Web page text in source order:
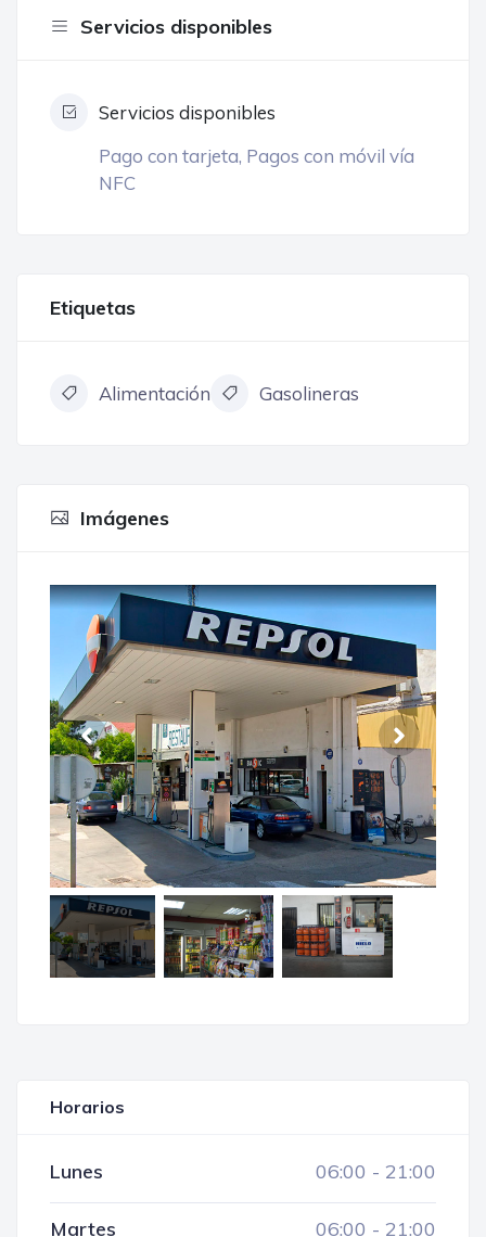
Servicios disponibles
Servicios disponibles
Pago con tarjeta, Pagos con móvil vía
NFC
Etiquetas
Alimentación Gasolineras
Imágenes
Horarios
Lunes 06:00 - 21:00
Martes 06:00 - 21:00